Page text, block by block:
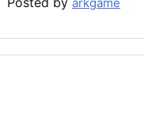
arkgame